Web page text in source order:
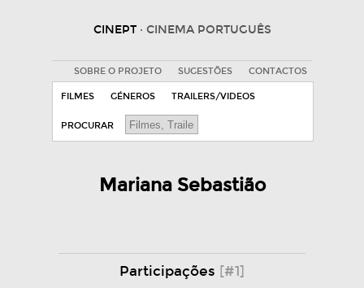
CINEPT · CINEMA PORTUGUÊS
SOBRE O PROJETO SUGESTÕES CONTACTOS
FILMES GÉNEROS TRAILERS/VIDEOS
PROCURAR
Mariana Sebastião
Participações [#1]